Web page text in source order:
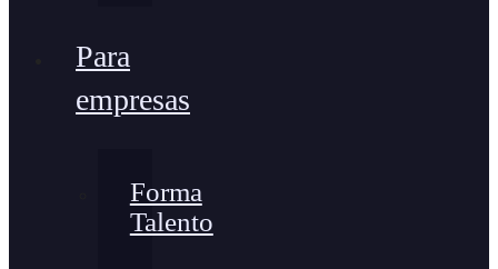
Para
empresas
Forma
Talento